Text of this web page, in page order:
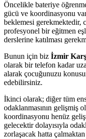
Öncelikle bateriye
gücü ve koordinasyonu
beklemesi gerekmektedir,
profesyonel bir eğitmen
derslerine katılması
Bunun için biz İzmir
olarak bir telefon kadar
alarak çocuğunuzu
edebilirsiniz.
İkinci olarak; diğer tüm
odaklanmasının gelişmiş
koordinasyonu henüz
gelecektir dolayısıyla
zorlaşacak hatta